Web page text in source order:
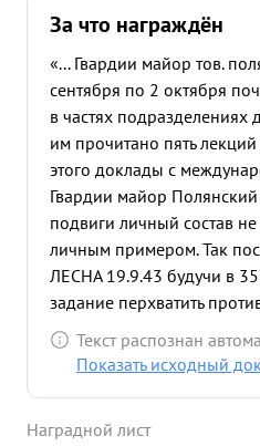
За что награждён
«... Гвардии майор тов.
сентября по 2 октября
в частях подразделениях
им прочитано пять
этого доклады с
Гвардии майор
подвиги личный состав
личным примером. Так
ЛЕСНА 19.9.43 будучи в
задание перхватить
шоссе на д. пеклино тов.
ротой 1-го батальона на
примером т. полянского
Текст распознан
Показать исходный
Наградной лист